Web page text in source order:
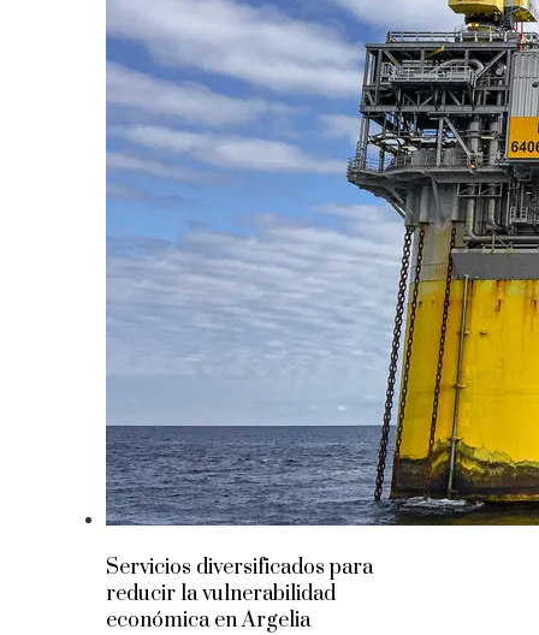
Servicios diversificados para
reducir la vulnerabilidad
económica en Argelia